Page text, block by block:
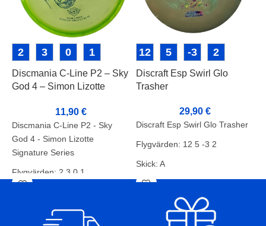
2 3 0 1
Discmania C-Line P2 – Sky
God 4 – Simon Lizotte
11,90 €
Discmania C-Line P2 - Sky
God 4 - Simon Lizotte
Signature Series
Flygvärden: 2 3 0 1
12 5 -3 2
Discraft Esp Swirl Glo
Trasher
29,90 €
Discraft Esp Swirl Glo Trasher
Flygvärden: 12 5 -3 2
Skick: A
Vikt: 174g
Markörer:-